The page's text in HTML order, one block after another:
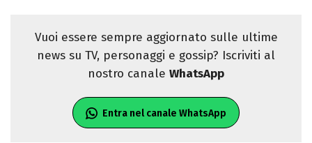
Vuoi essere sempre aggiornato sulle ultime
news su TV, personaggi e gossip? Iscriviti al
nostro canale WhatsApp
Entra nel canale WhatsApp